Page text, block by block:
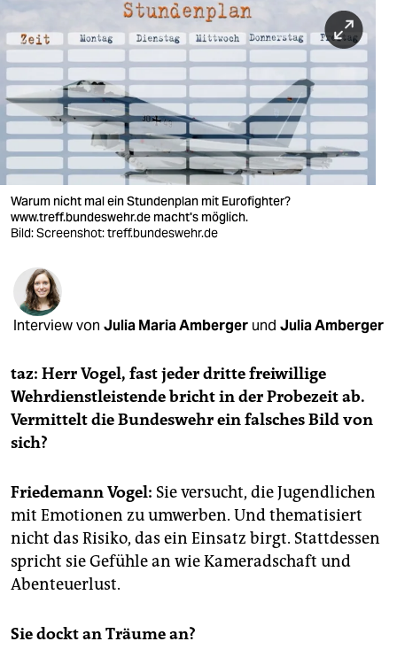
berlin
nord
wahrheit
verlag
verlag
veranstaltungen
shop
fragen & hilfe
unterstützen
genossenschaft
epaper login
Warum nicht mal ein Stundenplan mit Eurofighter?
www.treff.bundeswehr.de macht's möglich.
Bild: Screenshot: treff.bundeswehr.de
Interview von Julia Maria Amberger und Julia Amberger
taz: Herr Vogel, fast jeder dritte freiwillige
Wehrdienstleistende bricht in der Probezeit ab.
Vermittelt die Bundeswehr ein falsches Bild von
sich?
Friedemann Vogel: Sie versucht, die Jugendlichen
mit Emotionen zu umwerben. Und thematisiert
nicht das Risiko, das ein Einsatz birgt. Stattdessen
spricht sie Gefühle an wie Kameradschaft und
Abenteuerlust.
Sie dockt an Träume an?